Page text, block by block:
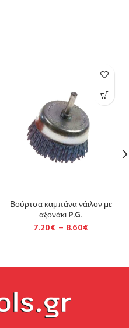
Βούρτσα καμπάνα νάιλον με
αξονάκι P.G.
7.20€ – 8.60€